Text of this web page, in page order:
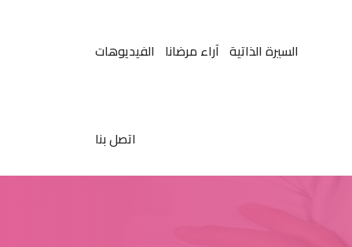
السيرة الذاتية آراء مرضانا الفيديوهات
اتصل بنا